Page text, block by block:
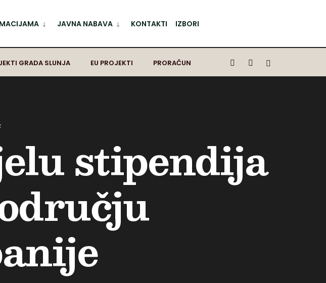
JAVNA NABAVA KONTAKTI IZBORI
GRADA SLUNJA EU PROJEKTI PRORAČUN
stipendija